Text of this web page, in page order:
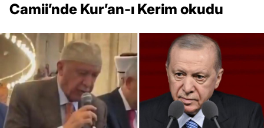
Camii’nde Kur’an-ı Kerim okudu